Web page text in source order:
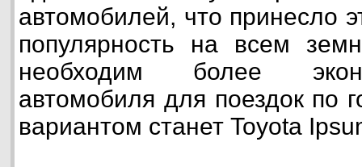
автомобилей, что принесло
популярность на всем
необходим более
автомобиля для поездок по
вариантом станет Toyota